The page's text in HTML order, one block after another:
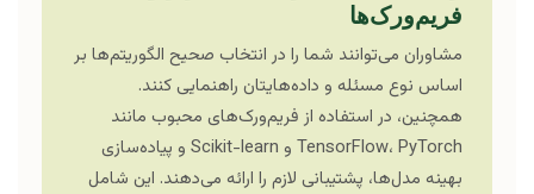
فریم‌ورک‌ها
مشاوران می‌توانند شما را در انتخاب صحیح الگوریتم‌ها بر
اساس نوع مسئله و داده‌هایتان راهنمایی کنند.
همچنین، در استفاده از فریم‌ورک‌های محبوب مانند
TensorFlow، PyTorch و Scikit-learn و پیاده‌سازی
بهینه مدل‌ها، پشتیبانی لازم را ارائه می‌دهند. این شامل